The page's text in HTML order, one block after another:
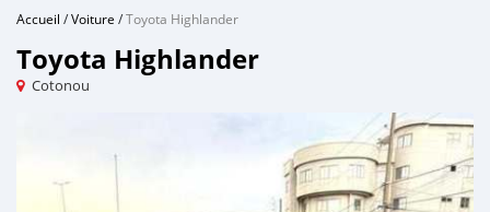
Accueil /Voiture /Toyota Highlander
Toyota Highlander
Cotonou